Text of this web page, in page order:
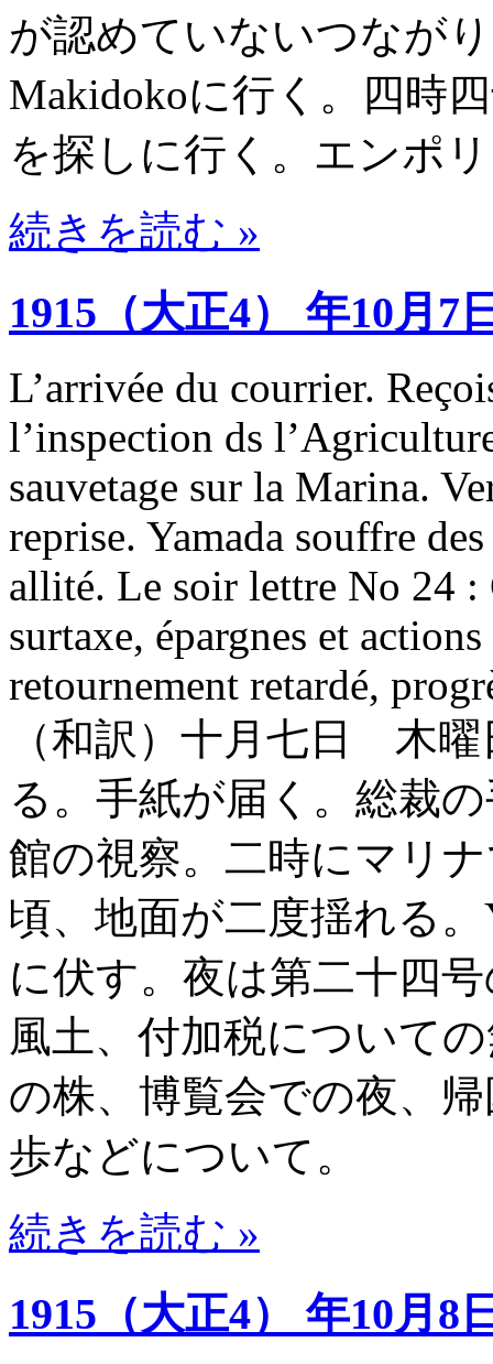
が認めていないつなが
Makidokoに行く。四時
を探しに行く。エンポ
続きを読む »
1915（大正4） 年10月7
L’arrivée du courrier.
l’inspection ds
sauvetage sur la Marina.
reprise. Yamada souffre
allité. Le soir lettre No 24 :
surtaxe, épargnes et
retournement retardé,
（和訳）十月七日 木
る。手紙が届く。総裁
館の視察。二時にマリ
頃、地面が二度揺れる
に伏す。夜は第二十四
風土、付加税について
の株、博覧会での夜、
歩などについて。
続きを読む »
1915（大正4） 年10月8